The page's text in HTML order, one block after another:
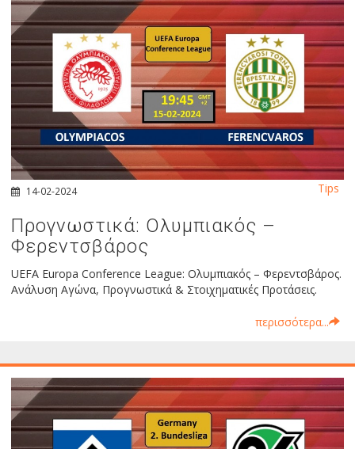
14-02-2024
Προγνωστικά: Ολυμπιακός –
Φερεντσβάρος
UEFA Europa Conference League: Ολυμπιακός – Φερεντσβάρος.
Ανάλυση Αγώνα, Προγνωστικά & Στοιχηματικές Προτάσεις.
περισσότερα...
Tips